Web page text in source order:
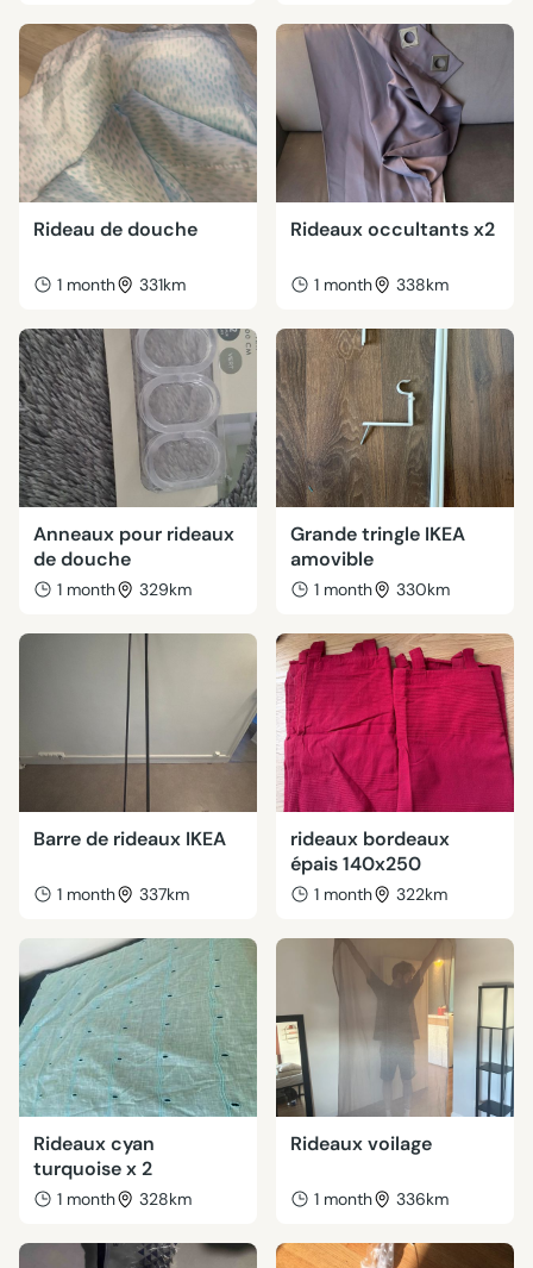
Rideau de douche
1 month 331km
Rideaux occultants x2
1 month 338km
Anneaux pour rideaux
de douche
1 month 329km
Grande tringle IKEA
amovible
1 month 330km
Barre de rideaux IKEA
1 month 337km
rideaux bordeaux
épais 140x250
1 month 322km
Rideaux cyan
turquoise x 2
1 month 328km
Rideaux voilage
1 month 336km